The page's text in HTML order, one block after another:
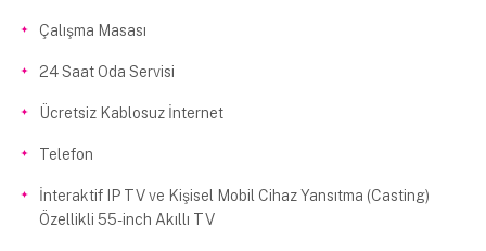
Çalışma Masası
24 Saat Oda Servisi
Ücretsiz Kablosuz İnternet
Telefon
İnteraktif IP TV ve Kişisel Mobil Cihaz Yansıtma (Casting)
Özellikli 55-inch Akıllı TV